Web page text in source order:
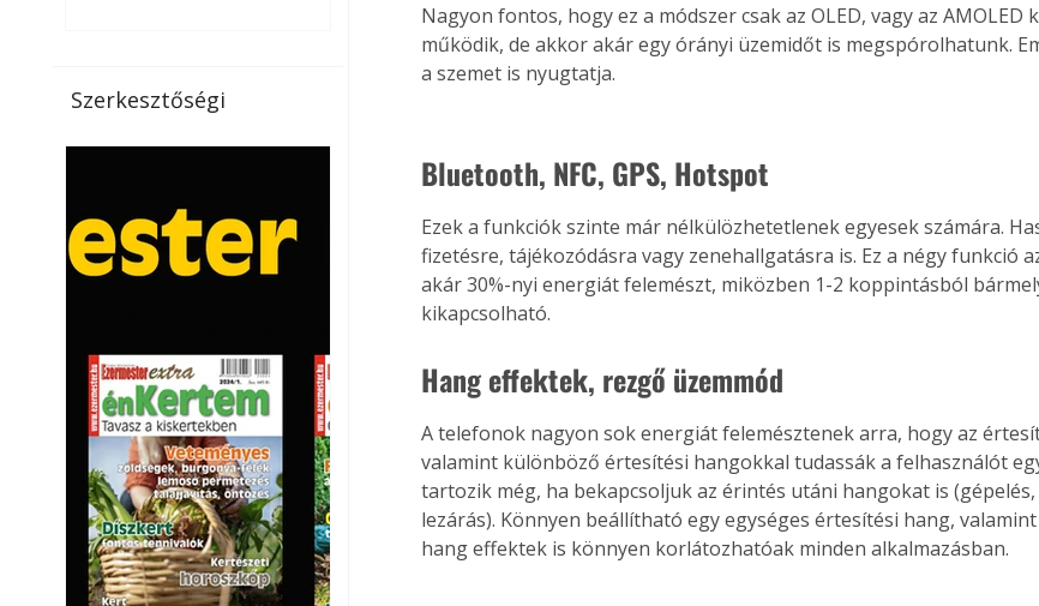
paradicsomot sokszor
gazdasági érettségben, azaz
Utóérik eközben, de nem lesz
olyan ízű, mint amit a saját
kertünkben, biológiai
tárolható h
Szerkesztőségi
Nagyon fontos, hogy ez a módszer csak az OLED, vagy az
működik, de akkor akár egy órányi üzemidőt is megspórolhatunk.
a szemet is nyugtatja.
Bluetooth, NFC, GPS, Hotspot
Ezek a funkciók szinte már nélkülözhetetlenek egyesek számára.
fizetésre, tájékozódásra vagy zenehallgatásra is. Ez a négy funkció
akár 30%-nyi energiát felemészt, miközben 1-2 koppintásból
kikapcsolható.
Hang effektek, rezgő üzemmód
A telefonok nagyon sok energiát felemésztenek arra, hogy az
valamint különböző értesítési hangokkal tudassák a felhasználót
tartozik még, ha bekapcsoljuk az érintés utáni hangokat is
lezárás). Könnyen beállítható egy egységes értesítési hang,
hang effektek is könnyen korlátozhatóak minden alkalmazásban.